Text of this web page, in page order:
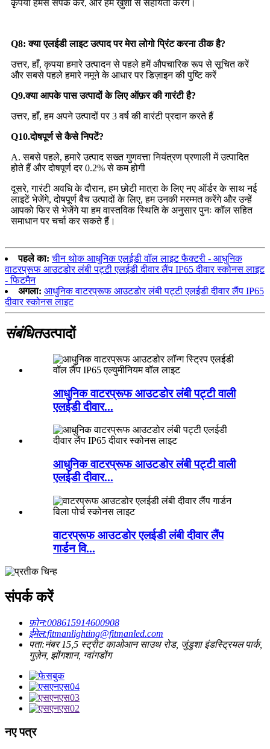
कृपया हमसे संपर्क करें, और हम ख़ुशी से सहायता करेंगे।
Q8: क्या एलईडी लाइट उत्पाद पर मेरा लोगो प्रिंट करना ठीक है?
उत्तर, हाँ, कृपया हमारे उत्पादन से पहले हमें औपचारिक रूप से सूचित करें
और सबसे पहले हमारे नमूने के आधार पर डिज़ाइन की पुष्टि करें
Q9.क्या आपके पास उत्पादों के लिए ऑफ़र की गारंटी है?
उत्तर, हाँ, हम अपने उत्पादों पर 3 वर्ष की वारंटी प्रदान करते हैं
Q10.दोषपूर्ण से कैसे निपटें?
A. सबसे पहले, हमारे उत्पाद सख्त गुणवत्ता नियंत्रण प्रणाली में उत्पादित
होते हैं और दोषपूर्ण दर 0.2% से कम होगी
दूसरे, गारंटी अवधि के दौरान, हम छोटी मात्रा के लिए नए ऑर्डर के साथ नई
लाइटें भेजेंगे, दोषपूर्ण बैच उत्पादों के लिए, हम उनकी मरम्मत करेंगे और उन्हें
आपको फिर से भेजेंगे या हम वास्तविक स्थिति के अनुसार पुनः कॉल सहित
समाधान पर चर्चा कर सकते हैं।
पहले का: चीन थोक आधुनिक एलईडी वॉल लाइट फैक्टरी - आधुनिक
वाटरप्रूफ आउटडोर लंबी पट्टी एलईडी दीवार लैंप IP65 दीवार स्कोनस लाइट
- फिटमैन
अगला: आधुनिक वाटरप्रूफ आउटडोर लंबी पट्टी एलईडी दीवार लैंप IP65
दीवार स्कोनस लाइट
संबंधितउत्पादों
आधुनिक वाटरप्रूफ आउटडोर लंबी पट्टी वाली
एलईडी दीवार...
आधुनिक वाटरप्रूफ आउटडोर लंबी पट्टी वाली
एलईडी दीवार...
वाटरप्रूफ आउटडोर एलईडी लंबी दीवार लैंप
गार्डन वि...
संपर्क करें
फ़ोन:008615914600908
ईमेल:fitmanlighting@fitmanled.com
पता:नंबर 15,5 स्ट्रीट काओआन साउथ रोड, जुंडुशा इंडस्ट्रियल पार्क,
गुज़ेन, झोंगशान, ग्वांगडोंग
नए पत्र